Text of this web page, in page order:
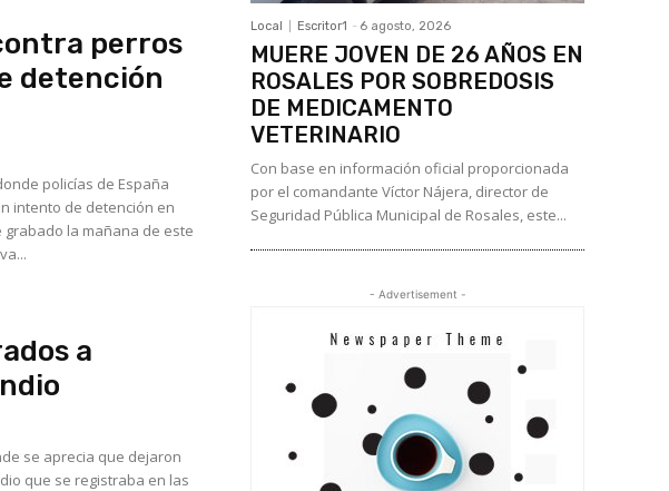
perros
detención
policías de España
intento de detención en
a
se aprecia que dejaron
que se registraba en las
Local Escritor1 - 6 agosto, 2026
MUERE JOVEN DE 26 AÑOS EN
ROSALES POR SOBREDOSIS
DE MEDICAMENTO
VETERINARIO
Con base en información oficial proporcionada
por el comandante Víctor Nájera, director de
Seguridad Pública Municipal de Rosales, este...
- Advertisement -